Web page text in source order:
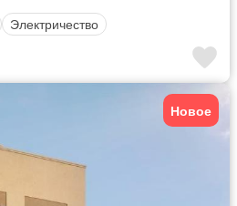
Электричество
Новое